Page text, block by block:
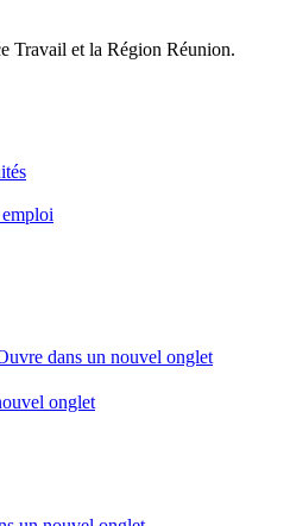
Travail et la Région Réunion.
dans un nouvel onglet
onglet